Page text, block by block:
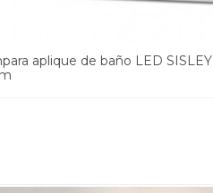
aplique de baño LED SISLEY